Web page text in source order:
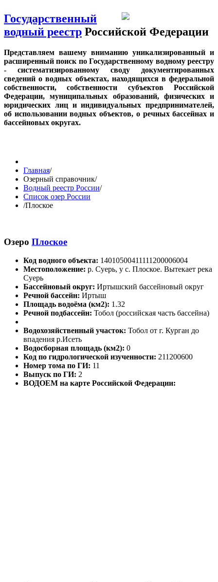
Государственный
водный реестр Российской Федерации
Представляем вашему вниманию уникализированный и
расширенный поиск по Государственному водному реестру
- систематизированному своду документированных
сведений о водных объектах, находящихся в федеральной
собственности, собственности субъектов Российской
Федерации, муниципальных образований, физических и
юридических лиц и индивидуальных предпринимателей,
об использовании водных объектов, о речных бассейнах и
бассейновых округах.
Главная/
Озерный справочник/
Водный реестр России/
Список озер России
/Плоское
Озеро Плоское
Код водного объекта: 14010500411111200006004
Местоположение: р. Суерь, у с. Плоское. Вытекает река
Суерь
Бассейновый округ: Иртышский бассейновый округ
Речной бассейн: Иртыш
Площадь водоёма (км2): 1.32
Речной подбассейн: Тобол (российская часть бассейна)
Водохозяйственный участок: Тобол от г. Курган до
впадения р.Исеть
Водосборная площадь (км2): 0
Код по гидрологической изученности: 211200600
Номер тома по ГИ: 11
Выпуск по ГИ: 2
ВОДОЕМ на карте Российской Федерации: